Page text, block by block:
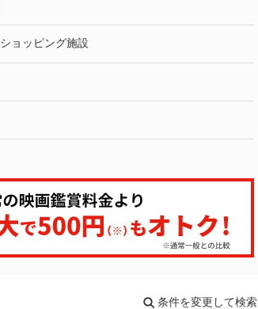
ショッピング施設
条件を変更して検索